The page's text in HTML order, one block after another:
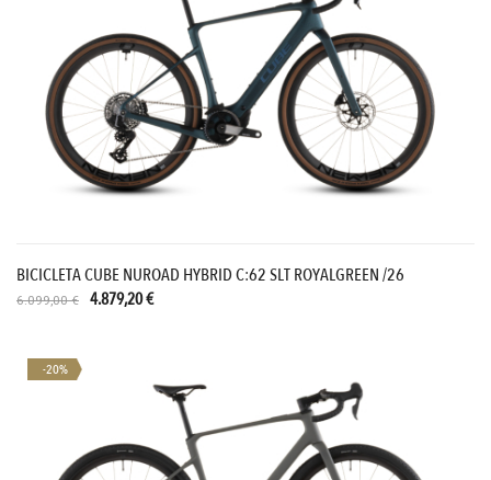
BICICLETA CUBE NUROAD HYBRID C:62 SLT ROYALGREEN /26
6.099,00 € 4.879,20 €
-20%